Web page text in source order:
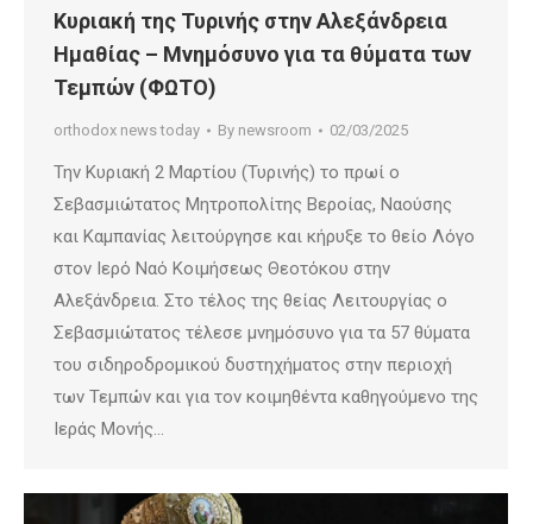
Κυριακή της Τυρινής στην Αλεξάνδρεια
Ημαθίας – Μνημόσυνο για τα θύματα των
Τεμπών (ΦΩΤΟ)
orthodox news today By newsroom 02/03/2025
Την Κυριακή 2 Μαρτίου (Τυρινής) το πρωί ο
Σεβασμιώτατος Μητροπολίτης Βεροίας, Ναούσης
και Καμπανίας λειτούργησε και κήρυξε το θείο Λόγο
στον Ιερό Ναό Κοιμήσεως Θεοτόκου στην
Αλεξάνδρεια. Στο τέλος της θείας Λειτουργίας ο
Σεβασμιώτατος τέλεσε μνημόσυνο για τα 57 θύματα
του σιδηροδρομικού δυστηχήματος στην περιοχή
των Τεμπών και για τον κοιμηθέντα καθηγούμενο της
Ιεράς Μονής…